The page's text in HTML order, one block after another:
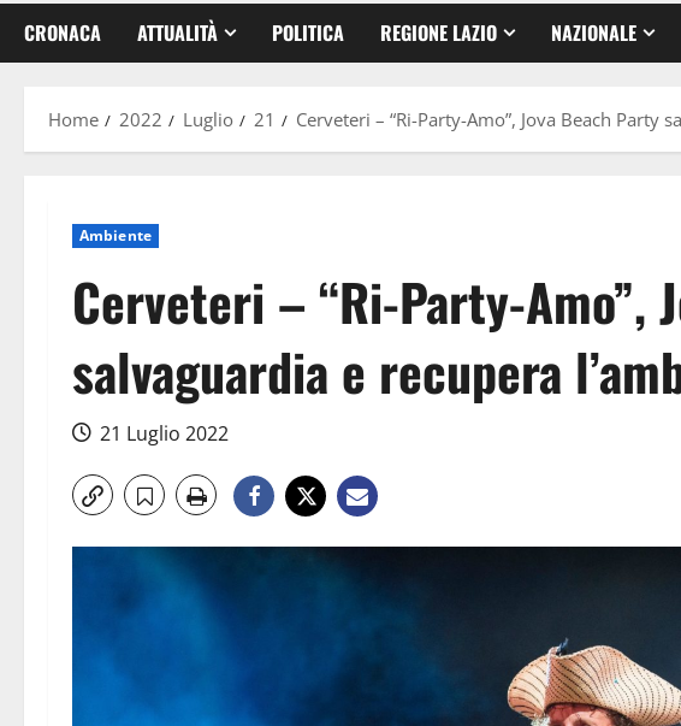
CRONACA ATTUALITÀ POLITICA REGIONE LAZIO NAZIONALE
Home 2022 Luglio 21 Cerveteri – “Ri-Party-Amo”, Jova Beach Party
Ambiente
Cerveteri – “Ri-Party-Amo”,
salvaguardia e recupera
21 Luglio 2022